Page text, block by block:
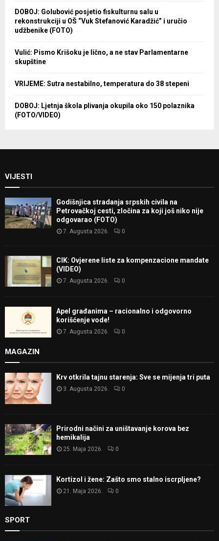
DOBOJ: Golubović posjetio fiskulturnu salu u
rekonstrukciji u OŠ “Vuk Stefanović Karadžić” i uručio
udžbenike (FOTO)
Vulić: Pismo Krišoku je lično, a ne stav Parlamentarne
skupštine
VRIJEME: Sutra nestabilno, temperatura do 38 stepeni
DOBOJ: Ljetnja škola plivanja okupila oko 150 polaznika
(FOTO/VIDEO)
VIJESTI
Godišnjica stradanja srpskih civila na
Petrovačkoj cesti, zločina za koji još niko nije
odgovarao (FOTO)
7. Augusta 2026. 0
CIK: Ovjerene liste za kompenzacione mandate
(VIDEO)
7. Augusta 2026. 0
Apel građanima – racionalno i odgovorno
korišćenje vode!
7. Augusta 2026. 0
MAGAZIN
Krv otkrila tajnu starenja: Sve se mijenja tri puta
3. Augusta 2026. 0
Prirodni načini za uništavanje korova bez
hemikalija
25. Maja 2026. 0
Kortizol i žene: Zašto smo stalno iscrpljene?
21. Maja 2026. 0
SPORT